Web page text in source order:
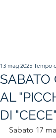
SABATO
AL
DI
13 mag 2025 Tempo
Sabato 17